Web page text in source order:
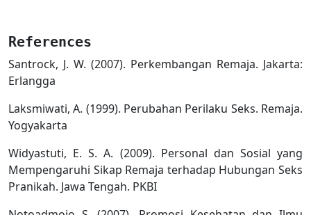
References
Santrock, J. W. (2007). Perkembangan Remaja. Jakarta:
Erlangga
Laksmiwati, A. (1999). Perubahan Perilaku Seks. Remaja.
Yogyakarta
Widyastuti, E. S. A. (2009). Personal dan Sosial yang
Mempengaruhi Sikap Remaja terhadap Hubungan Seks
Pranikah. Jawa Tengah. PKBI